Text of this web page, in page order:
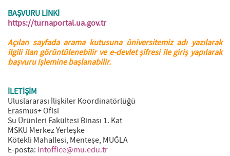
BAŞVURU LİNKİ
https://turnaportal.ua.gov.tr
Açılan sayfada arama kutusuna üniversitemiz adı yazılarak
ilgili ilan görüntülenebilir ve e-devlet şifresi ile giriş yapılarak
başvuru işlemine başlanabilir.
İLETİŞİM
Uluslararası İlişkiler Koordinatörlüğü
Erasmus+ Ofisi
Su Ürünleri Fakültesi Binası 1. Kat
MSKÜ Merkez Yerleşke
Kötekli Mahallesi, Menteşe, MUĞLA
E-posta: intoffice@mu.edu.tr